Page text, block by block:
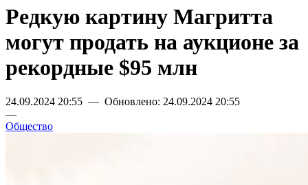
Редкую картину Магритта
могут продать на аукционе за
рекордные $95 млн
24.09.2024 20:55 — Обновлено: 24.09.2024 20:55
—
Общество